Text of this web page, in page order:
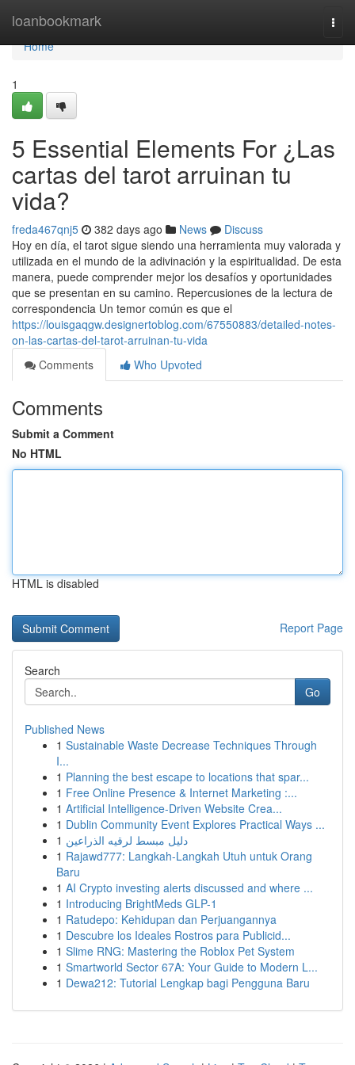
loanbookmark
Home
Home
1
5 Essential Elements For ¿Las
cartas del tarot arruinan tu
vida?
freda467qnj5 382 days ago News
Discuss
Hoy en día, el tarot sigue siendo una herramienta muy valorada y
utilizada en el mundo de la adivinación y la espiritualidad. De esta
manera, puede comprender mejor los desafíos y oportunidades
que se presentan en su camino. Repercusiones de la lectura de
correspondencia Un temor común es que el
https://louisgaqgw.designertoblog.com/67550883/detailed-notes-
on-las-cartas-del-tarot-arruinan-tu-vida
Comments
Who Upvoted
Comments
Submit a Comment
No HTML
HTML is disabled
Report Page
Search
Go
Published News
1 Sustainable Waste Decrease Techniques Through
I...
1 Planning the best escape to locations that spar...
1 Free Online Presence & Internet Marketing :...
1 Artificial Intelligence-Driven Website Crea...
1 Dublin Community Event Explores Practical Ways ...
1 دليل مبسط لرقيه الذراعين
1 Rajawd777: Langkah-Langkah Utuh untuk Orang
Baru
1 AI Crypto investing alerts discussed and where ...
1 Introducing BrightMeds GLP-1
1 Ratudepo: Kehidupan dan Perjuangannya
1 Descubre los Ideales Rostros para Publicid...
1 Slime RNG: Mastering the Roblox Pet System
1 Smartworld Sector 67A: Your Guide to Modern L...
1 Dewa212: Tutorial Lengkap bagi Pengguna Baru